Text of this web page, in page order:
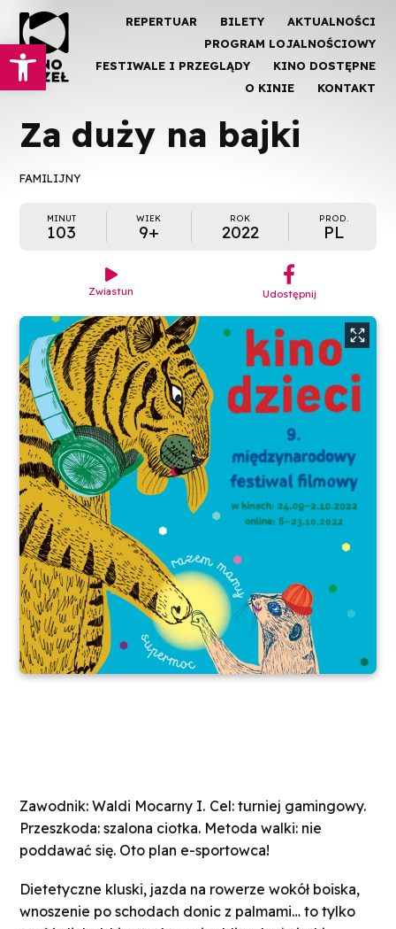
Otwórz pasek narzędzi
REPERTUAR BILETY
AKTUALNOŚCI
PROGRAM LOJALNOŚCIOWY
FESTIWALE I PRZEGLĄDY
KINO DOSTĘPNE
O KINIE
KONTAKT
Za duży na bajki
FAMILIJNY
MINUT
103
WIEK
9+
ROK
2022
PROD.
PL

Zwiastun
︁
Udostępnij
Zawodnik: Waldi Mocarny I. Cel: turniej gamingowy.
Przeszkoda: szalona ciotka. Metoda walki: nie
poddawać się. Oto plan e-sportowca!
Dietetyczne kluski, jazda na rowerze wokół boiska,
wnoszenie po schodach donic z palmami… to tylko